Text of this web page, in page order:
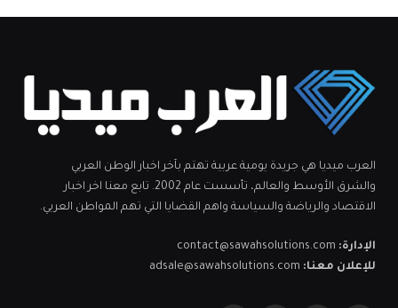
العرب ميديا هي جريدة يومية عربية تهتم بآخر اخبار الوطن العربي
والشرق الأوسط والعالم، تأسست عام 2002. تابع معنا اخر اخبار
الاقتصاد والرياضة والسياسة واهم القضايا التي تهم المواطن العربي.
الإدارة: contact@sawahsolutions.com
للإعلان معنا: adsale@sawahsolutions.com